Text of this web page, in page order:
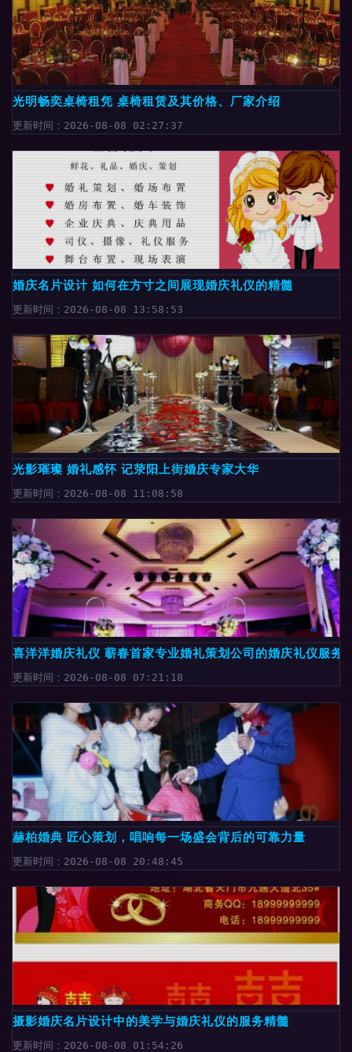
光明畅奕桌椅租凭 桌椅租赁及其价格、厂家介绍
更新时间：2026-08-08 02:27:37
婚庆名片设计 如何在方寸之间展现婚庆礼仪的精髓
更新时间：2026-08-08 13:58:53
光影璀璨 婚礼感怀 记荥阳上街婚庆专家大华
更新时间：2026-08-08 11:08:58
喜洋洋婚庆礼仪 蕲春首家专业婚礼策划公司的婚庆礼仪服务
更新时间：2026-08-08 07:21:18
赫柏婚典 匠心策划，唱响每一场盛会背后的可靠力量
更新时间：2026-08-08 20:48:45
摄影婚庆名片设计中的美学与婚庆礼仪的服务精髓
更新时间：2026-08-08 01:54:26